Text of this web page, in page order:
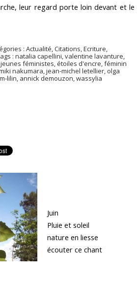
leur regard porte loin devant et le
:Actualité,Citations,Ecriture,
: natalia capellini,valentine lavanture,
féministes,étoiles d'encre,féminin
nakumara,jean-michel letellier, olga
lilin, annick demouzon,wassylia
Juin
Pluie et soleil
nature en liesse
écouter ce chant